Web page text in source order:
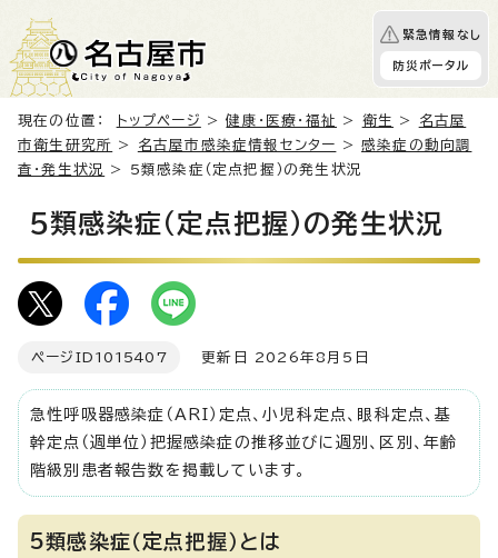
緊急情報なし
防災ポータル
現在の位置： トップページ >健康・医療・福祉 > 衛生 >
名古屋
市衛生研究所 > 名古屋市感染症情報センター >感染症の動向調
査・発生状況
> 5類感染症（定点把握）の発生状況
5類感染症（定点把握）の発生状況
ページID 1015407 更新日 2026年8月5日
急性呼吸器感染症（ARI）定点、小児科定点、眼科定点、基
幹定点（週単位）把握感染症の推移並びに週別、区別、年齢
階級別患者報告数を掲載しています。
5類感染症（定点把握）とは